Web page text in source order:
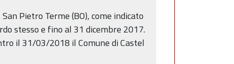
Pietro Terme (BO), come indicato
stesso e fino al 31 dicembre 2017.
il 31/03/2018 il Comune di Castel